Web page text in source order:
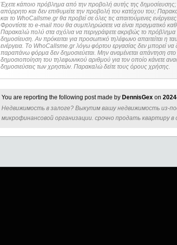
Έχετε κάποιο πρόβλημα από την προβολή αυτής της
απόρρητο και δεν επιθυμείτε την προβολή του κατόχου του;
και το WhoCallsme.gr θα προβεί σε όλες τις απαιτούμενες
Φροντίστε το e-mail που θα συμπληρώσετε να είναι πραγματικό
Παρακαλώ πολύ στα σχόλια να περιγράψετε ακριβώς το πρόβλημα
δημοσίευση. Αν πρόκειται για προσωπικό τηλέφωνο απαιτείται η ταυτοποίηση των στοιχείων πριν από οποιοδήποτε
ενέργεια. Τo WhoCallsme.gr λόγω φόρτου εργασίας δεν μπορεί
παραπάνω φόρμα δεν δημοσιεύεται. Μην αναμένεται απάντηση
δημοσιοποίηση του τηλεφωνικού αριθμού για τον οποίο κάνετε
δημοσιεύσεις των χρηστών. Παρακαλώ δείτε τους όρους χρήσης.
You are reporting the following post made by DennisGex on
Недвижимость в залоге? Выкупим вашу недвижимость из-
микрофинансовой организации. срочно продать квартиру в